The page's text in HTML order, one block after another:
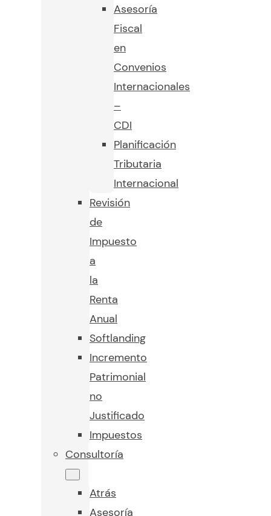
Asesoría
Fiscal
en
Convenios
Internacionales
–
CDI
Planificación
Tributaria
Internacional
Revisión
de
Impuesto
a
la
Renta
Anual
Softlanding
Incremento
Patrimonial
no
Justificado
Impuestos
Consultoría
Atrás
Asesoría